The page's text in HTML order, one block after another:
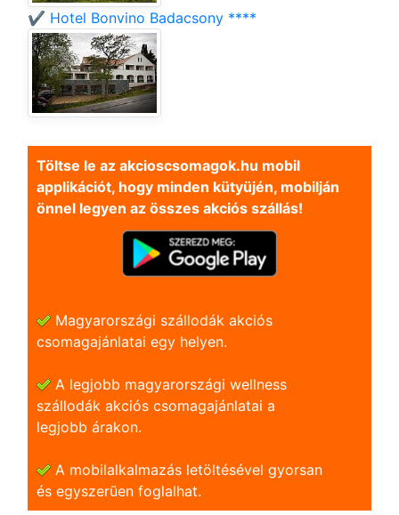
✔️ Hotel Bonvino Badacsony ****
Töltse le az akcioscsomagok.hu mobil
applikációt, hogy minden kütyüjén, mobilján
önnel legyen az összes akciós szállás!
Magyarországi szállodák akciós
csomagajánlatai egy helyen.
A legjobb magyarországi wellness
szállodák akciós csomagajánlatai a
legjobb árakon.
A mobilalkalmazás letöltésével gyorsan
és egyszerũen foglalhat.